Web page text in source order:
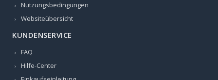
Nutzungsbedingungen
Websiteübersicht
KUNDENSERVICE
FAQ
Hilfe-Center